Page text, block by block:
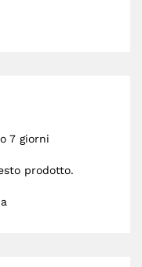
7 giorni
prodotto.